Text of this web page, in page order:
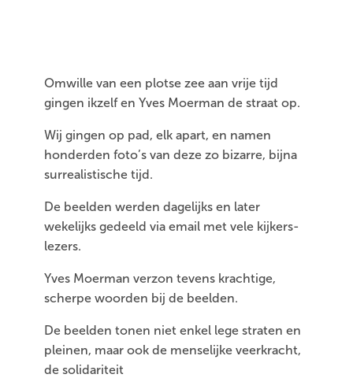
Omwille van een plotse zee aan vrije tijd
gingen ikzelf en Yves Moerman de straat op.
Wij gingen op pad, elk apart, en namen
honderden foto’s van deze zo bizarre, bijna
surrealistische tijd.
De beelden werden dagelijks en later
wekelijks gedeeld via email met vele kijkers-
lezers.
Yves Moerman verzon tevens krachtige,
scherpe woorden bij de beelden.
De beelden tonen niet enkel lege straten en
pleinen, maar ook de menselijke veerkracht,
de solidariteit